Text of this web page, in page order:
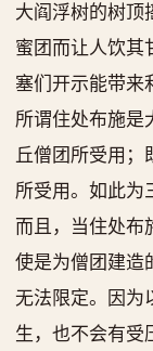
大阎浮树的树顶
蜜团而让人饮其
塞们开示能带来
所谓住处布施是
丘僧团所受用；
所受用。如此为
而且，当住处布
使是为僧团建造
无法限定。因为
生，也不会有受